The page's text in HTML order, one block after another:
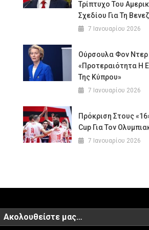
Τρίπτυχο Του
Σχεδίου Για Τη
7 Ιανουαρίου 2026
Ούρσουλα Φον Ντερ
«Προτεραιότητα Η
Της Κύπρου»
7 Ιανουαρίου 2026
Πρόκριση Στους
Cup Για Τον
7 Ιανουαρίου 2026
Ακολουθείστε μας…